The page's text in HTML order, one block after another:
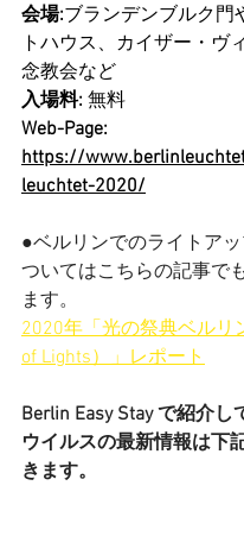
会場:ブランデンブルク門
トハウス、カイザー・ヴ
念教会など
入場料: 無料
Web-Page:
https://
leuchtet-2020/
●ベルリンでのライトア
ついてはこちらの記事で
ます。
2020年「光の祭典ベルリ
of Lights）」レポート
Berlin Easy Stay で紹介し
ウイルスの最新情報は下
きます。